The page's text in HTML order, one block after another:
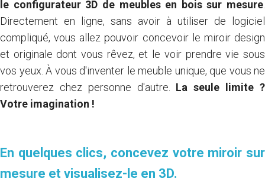
le configurateur 3D de meubles en bois sur mesure
Directement en ligne, sans avoir à utiliser de logiciel
compliqué, vous allez pouvoir concevoir le miroir design
et originale dont vous rêvez, et le voir prendre vie sous
vos yeux. À vous d'inventer le meuble unique, que vous ne
retrouverez chez personne d'autre.
La seule limite ?
Votre imagination !
En quelques clics, concevez votre miroir sur
mesure et visualisez-le en 3D.